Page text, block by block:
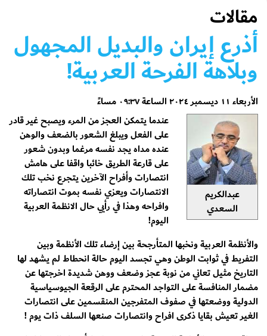
مقالات
أذرع إيران والبديل المجهول
وبلاهة الفرحة العربية!
الأربعاء ١١ ديسمبر ٢٠٢٤ الساعة ٠٩:٣٧ مساءً
عبدالكريم
السعدي
عندما يتمكن العجز من المرء ويصبح غير قادر
على الفعل ويبلغ الشعور بالضعف والوهن
عنده مداه يجد نفسه مرغما وبدون شعور
على قارعة الطريق خائبا واقفا على هامش
انتصارات وأفراح الآخرين يتجرع نخب تلك
الانتصارات ويعزي نفسه بموت انتصاراته
وافراحه وهذا في رأيي حال الانظمة العربية
اليوم!
والأنظمة العربية ونخبها المتأرجحة بين إرضاء تلك الأنظمة وبين
التفريط في ثوابت الوطن وهي تجسد اليوم حالة انحطاط لم يشهد لها
التاريخ مثيل تعاني من نوبة عجز وضعف ووهن شديدة اخرجتها عن
مضمار المنافسة على التواجد المحترم على الرقعة الجيوسياسية
الدولية ووضعتها في صفوف المتفرجين المنقسمين على انتصارات
الغير تعيش بقايا ذكرى افراح وانتصارات صنعها السلف ذات يوم !